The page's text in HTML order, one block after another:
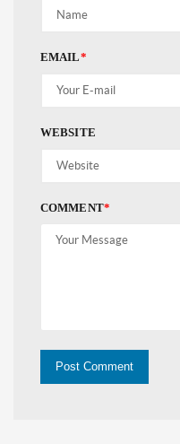
EMAIL*
WEBSITE
COMMENT*